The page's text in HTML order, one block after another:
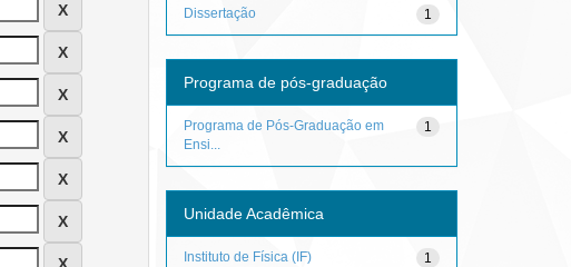
1
Dissertação
Programa de pós-graduação
1
Programa de Pós-Graduação em
Ensi...
Unidade Acadêmica
1
Instituto de Física (IF)